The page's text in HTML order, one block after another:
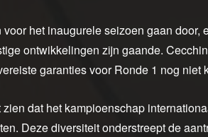
het inaugurele seizoen gaan
ontwikkelingen zijn gaande.
garanties voor Ronde 1 nog niet
dat het kampioenschap
Deze diversiteit onderstreept de